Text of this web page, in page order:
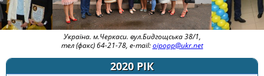
Україна. м.Черкаси. вул.Бидгощська 38/1,
тел (факс) 64-21-78, e-mail:oipopp@ukr.net
2020 РІК